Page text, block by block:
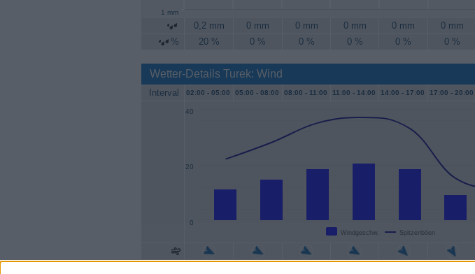
1 mm
0,2 mm 0 mm 0 mm 0 mm 0 mm 0 mm
%
20 % 0 % 0 % 0 % 0 % 0 %
Wetter-Details Turek: Wind
Interval 02:00 - 05:00 05:00 - 08:00 08:00 - 11:00 11:00 - 14:00 14:00 - 17:00 17:00 - 20:00
Windgeschw. Spitzenböen
0
20
40